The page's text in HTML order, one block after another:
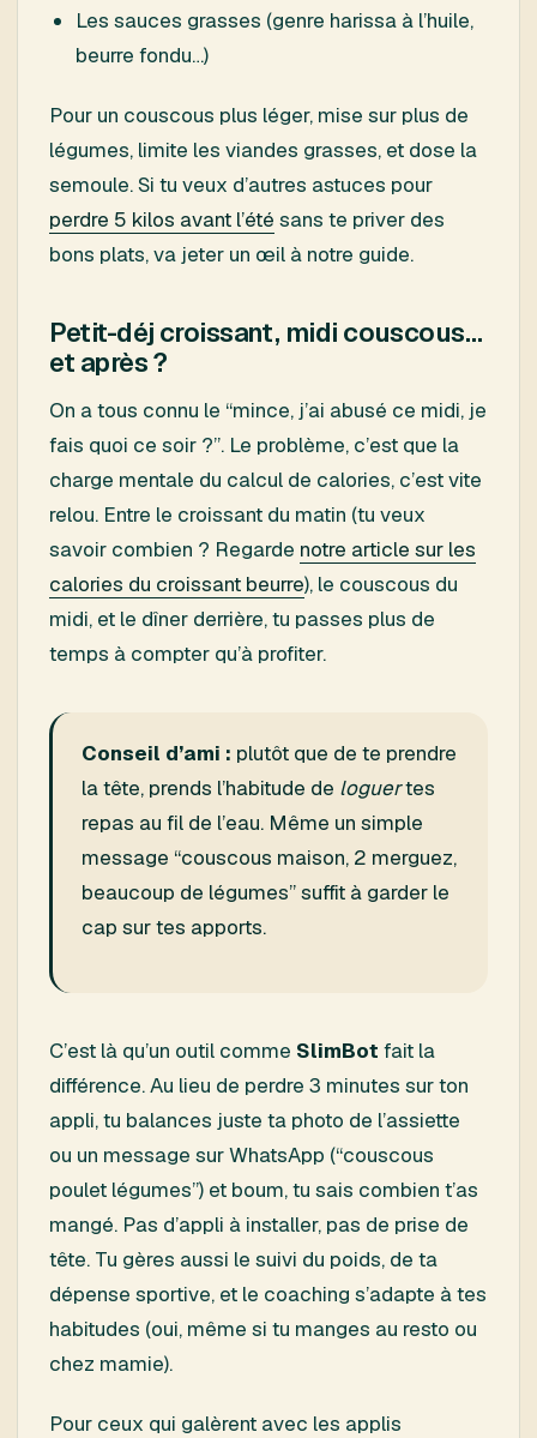
Les sauces grasses (genre harissa à l’huile,
beurre fondu…)
Pour un couscous plus léger, mise sur plus de
légumes, limite les viandes grasses, et dose la
semoule. Si tu veux d’autres astuces pour
perdre 5 kilos avant l’été sans te priver des
bons plats, va jeter un œil à notre guide.
Petit-déj croissant, midi couscous…
et après ?
On a tous connu le “mince, j’ai abusé ce midi, je
fais quoi ce soir ?”. Le problème, c’est que la
charge mentale du calcul de calories, c’est vite
relou. Entre le croissant du matin (tu veux
savoir combien ? Regarde notre article sur les
calories du croissant beurre), le couscous du
midi, et le dîner derrière, tu passes plus de
temps à compter qu’à profiter.
Conseil d’ami : plutôt que de te prendre
la tête, prends l’habitude de loguertes
repas au fil de l’eau. Même un simple
message “couscous maison, 2 merguez,
beaucoup de légumes” suffit à garder le
cap sur tes apports.
C’est là qu’un outil comme SlimBot fait la
différence. Au lieu de perdre 3 minutes sur ton
appli, tu balances juste ta photo de l’assiette
ou un message sur WhatsApp (“couscous
poulet légumes”) et boum, tu sais combien t’as
mangé. Pas d’appli à installer, pas de prise de
tête. Tu gères aussi le suivi du poids, de ta
dépense sportive, et le coaching s’adapte à tes
habitudes (oui, même si tu manges au resto ou
chez mamie).
Pour ceux qui galèrent avec les applis